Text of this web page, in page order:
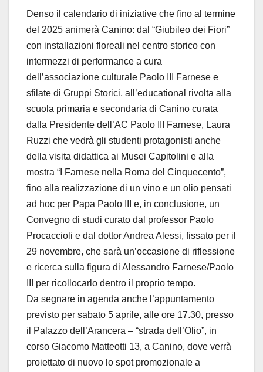
Denso il calendario di iniziative che fino al termine
del 2025 animerà Canino: dal “Giubileo dei Fiori”
con installazioni floreali nel centro storico con
intermezzi di performance a cura
dell’associazione culturale Paolo III Farnese e
sfilate di Gruppi Storici, all’educational rivolta alla
scuola primaria e secondaria di Canino curata
dalla Presidente dell’AC Paolo III Farnese, Laura
Ruzzi che vedrà gli studenti protagonisti anche
della visita didattica ai Musei Capitolini e alla
mostra “I Farnese nella Roma del Cinquecento”,
fino alla realizzazione di un vino e un olio pensati
ad hoc per Papa Paolo III e, in conclusione, un
Convegno di studi curato dal professor Paolo
Procaccioli e dal dottor Andrea Alessi, fissato per il
29 novembre, che sarà un’occasione di riflessione
e ricerca sulla figura di Alessandro Farnese/Paolo
III per ricollocarlo dentro il proprio tempo.
Da segnare in agenda anche l’appuntamento
previsto per sabato 5 aprile, alle ore 17.30, presso
il Palazzo dell’Arancera – “strada dell’Olio”, in
corso Giacomo Matteotti 13, a Canino, dove verrà
proiettato di nuovo lo spot promozionale a